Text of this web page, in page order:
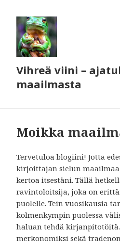
Vihreä viini –
maailmasta
Moikka
Tervetuloa blogiini! Jotta
kirjoittajan sielun
kertoa itsestäni. Tällä
ravintoloitsija, joka on
puolelle. Tein vuosikausia
kolmenkympin puolessa
haluan tehdä
merkonomiksi sekä